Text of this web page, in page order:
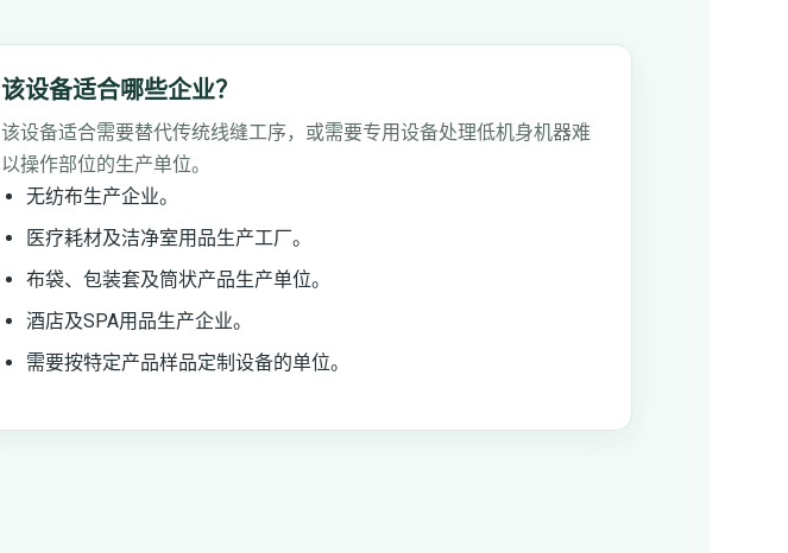
该设备适合哪些企业？
该设备适合需要替代传统线缝工序，或需要专用设备处理低机身机器难
以操作部位的生产单位。
无纺布生产企业。
医疗耗材及洁净室用品生产工厂。
布袋、包装套及筒状产品生产单位。
酒店及SPA用品生产企业。
需要按特定产品样品定制设备的单位。